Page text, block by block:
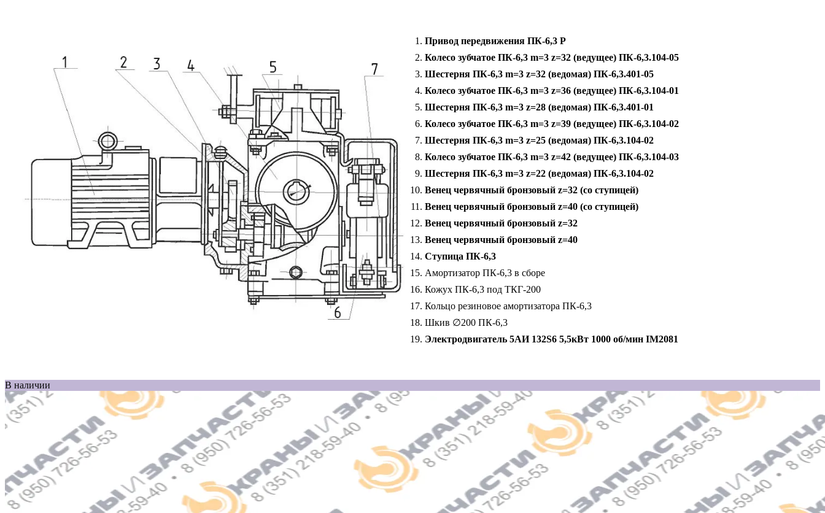
Привод передвижения ПК-6,3 Р
Колесо зубчатое ПК-6,3 m=3 z=32 (ведущее) ПК-6,3.104-05
Шестерня ПК-6,3 m=3 z=32 (ведомая) ПК-6,3.401-05
Колесо зубчатое ПК-6,3 m=3 z=36 (ведущее) ПК-6,3.104-01
Шестерня ПК-6,3 m=3 z=28 (ведомая) ПК-6,3.401-01
Колесо зубчатое ПК-6,3 m=3 z=39 (ведущее) ПК-6,3.104-02
Шестерня ПК-6,3 m=3 z=25 (ведомая) ПК-6,3.104-02
Колесо зубчатое ПК-6,3 m=3 z=42 (ведущее) ПК-6,3.104-03
Шестерня ПК-6,3 m=3 z=22 (ведомая) ПК-6,3.104-02
Венец червячный бронзовый z=32 (со ступицей)
Венец червячный бронзовый z=40 (со ступицей)
Венец червячный бронзовый z=32
Венец червячный бронзовый z=40
Ступица ПК-6,3
Амортизатор ПК-6,3 в сборе
Кожух ПК-6,3 под ТКГ-200
Кольцо резиновое амортизатора ПК-6,3
Шкив ∅200 ПК-6,3
Электродвигатель 5АИ 132S6 5,5кВт 1000 об/мин IM2081
В наличии